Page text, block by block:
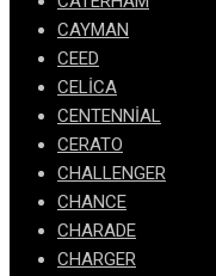
CAYMAN
CEED
CELİCA
CENTENNİAL
CERATO
CHALLENGER
CHANCE
CHARADE
CHARGER